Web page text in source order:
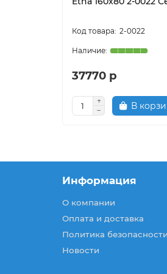
2-0022
37770 р
В
Информация
О компании
Оплата и доставка
Политика безопасности
Новости